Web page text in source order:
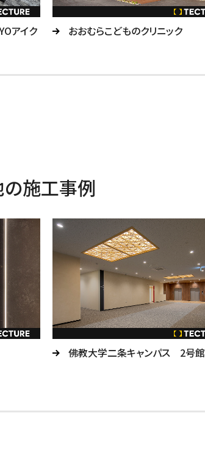
アイク
おおむらこどものクリニック
の施工事例
佛教大学二条キャンパス 2号館